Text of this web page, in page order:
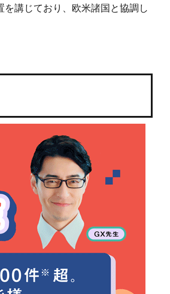
講じており、欧米諸国と協調し